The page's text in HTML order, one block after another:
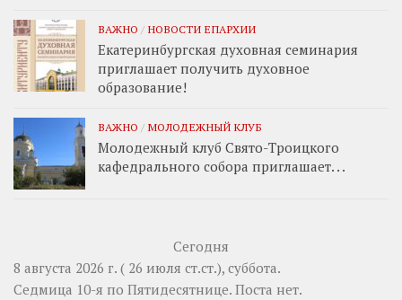
ВАЖНО / НОВОСТИ ЕПАРХИИ
Екатеринбургская духовная семинария
приглашает получить духовное
образование!
ВАЖНО / МОЛОДЕЖНЫЙ КЛУБ
Молодежный клуб Свято-Троицкого
кафедрального собора приглашает. . .
Сегодня
8 августа 2026 г. ( 26 июля ст.ст.), суббота.
Седмица 10-я по Пятидесятнице. Поста нет.